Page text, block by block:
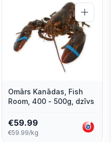
Omārs Kanādas, Fish
Room, 400 - 500g, dzīvs
€59.99
€59.99/kg